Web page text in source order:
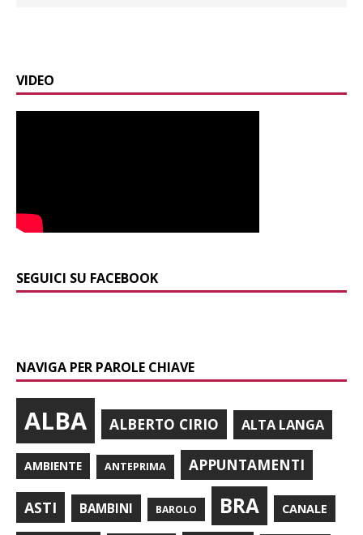
VIDEO
SEGUICI SU FACEBOOK
NAVIGA PER PAROLE CHIAVE
ALBA ALBERTO CIRIO ALTA LANGA
AMBIENTE ANTEPRIMA APPUNTAMENTI
ASTI BAMBINI BAROLO BRA CANALE